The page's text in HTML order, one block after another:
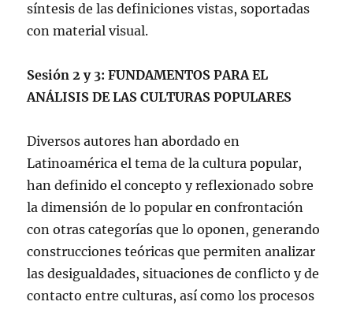
síntesis de las definiciones vistas, soportadas
con material visual.
Sesión 2 y 3: FUNDAMENTOS PARA EL
ANÁLISIS DE LAS CULTURAS POPULARES
Diversos autores han abordado en
Latinoamérica el tema de la cultura popular,
han definido el concepto y reflexionado sobre
la dimensión de lo popular en confrontación
con otras categorías que lo oponen, generando
construcciones teóricas que permiten analizar
las desigualdades, situaciones de conflicto y de
contacto entre culturas, así como los procesos